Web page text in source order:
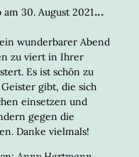
am 30. August 2021
wunderbarer Abend
zu viert in Ihrer
Es ist schön zu
gibt, die sich
einsetzen und
gegen die
Danke vielmals!
...DIESE
EIN-/